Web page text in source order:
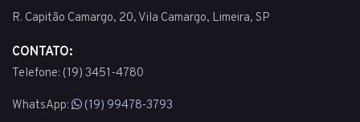
R. Capitão Camargo, 20, Vila Camargo, Limeira, SP
CONTATO:
Telefone: (19) 3451-4780
WhatsApp: (19) 99478-3793